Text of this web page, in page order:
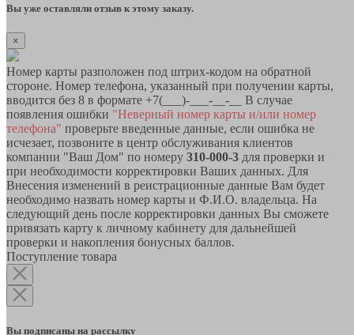
Вы уже оставляли отзыв к этому заказу.
×
Номер карты разположен под штрих-кодом на обратной
стороне. Номер телефона, указанный при получении карты,
вводится без 8 в формате +7(___)-___-__-__ В случае
появления ошибки "Неверный номер карты и/или номер
телефона" проверьте введенные данные, если ошибка не
исчезает, позвоните в центр обслуживания клиентов
компании "Ваш Дом" по номеру 310-000-3 для проверки и
при необходимости корректировки Ваших данных. Для
Внесения изменений в реистрационные данные Вам будет
необходимо назвать номер карты и Ф.И.О. владельца. На
следующий день после корректировки данных Вы сможете
привязать карту к личному кабинету для дальнейшей
проверки и накопления бонусных баллов.
Поступление товара
Вы подписаны на рассылку